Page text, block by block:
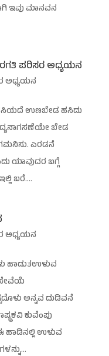
ಇವು ಮಾನವನ
ಪರಿಸರ ಅಧ್ಯಯನ
ಅಧ್ಯಯನ
ಹಸಿಯದೆ ಉಣಬೇಡ ಹಸಿದು
ಬೇಡ
ಎರಡನೆ
ಯಾವುದರ ಬಗ್ಗೆ
ಬರೆ....
ಅಧ್ಯಯನ
ಹಾಡುತಉಳುವ
ಅನ್ನವ ದುಡಿವನೆ
ಕುವೆಂಪು
ಹಾಡಿನಲ್ಲಿ ಉಳುವ